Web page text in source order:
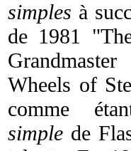
simples à
de 1981
Wheels of
comme
simple de